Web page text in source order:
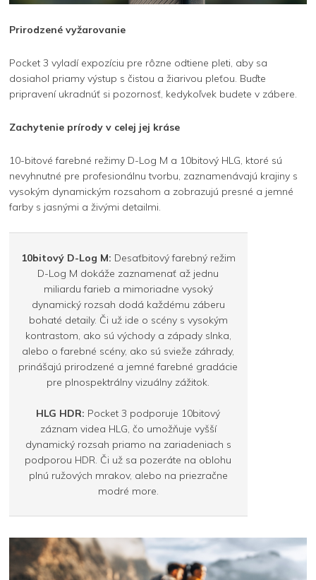
Prirodzené vyžarovanie
Pocket 3 vyladí expozíciu pre rôzne odtiene pleti, aby sa
dosiahol priamy výstup s čistou a žiarivou pleťou. Buďte
pripravení ukradnúť si pozornosť, kedykoľvek budete v zábere.
Zachytenie prírody v celej jej kráse
10-bitové farebné režimy D-Log M a 10bitový HLG, ktoré sú
nevyhnutné pre profesionálnu tvorbu, zaznamenávajú krajiny s
vysokým dynamickým rozsahom a zobrazujú presné a jemné
farby s jasnými a živými detailmi.
10bitový D-Log M: Desaťbitový farebný režim
D-Log M dokáže zaznamenať až jednu
miliardu farieb a mimoriadne vysoký
dynamický rozsah dodá každému záberu
bohaté detaily. Či už ide o scény s vysokým
kontrastom, ako sú východy a západy slnka,
alebo o farebné scény, ako sú svieže záhrady,
prinášajú prirodzené a jemné farebné gradácie
pre plnospektrálny vizuálny zážitok.
HLG HDR: Pocket 3 podporuje 10bitový
záznam videa HLG, čo umožňuje vyšší
dynamický rozsah priamo na zariadeniach s
podporou HDR. Či už sa pozeráte na oblohu
plnú ružových mrakov, alebo na priezračne
modré more.